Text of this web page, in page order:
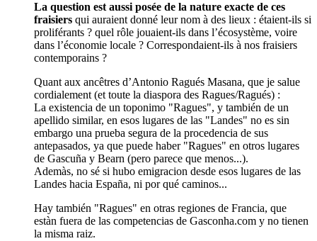
La question est aussi posée de la nature exacte de ces
fraisiers qui auraient donné leur nom à des lieux : étaient-ils si
proliférants ? quel rôle jouaient-ils dans l’écosystème, voire
dans l’économie locale ? Correspondaient-ils à nos fraisiers
contemporains ?
Quant aux ancêtres d’Antonio Ragués Masana, que je salue
cordialement (et toute la diaspora des Ragues/Ragués) :
La existencia de un toponimo "Ragues", y también de un
apellido similar, en esos lugares de las "Landes" no es sin
embargo una prueba segura de la procedencia de sus
antepasados, ya que puede haber "Ragues" en otros lugares
de Gascuña y Bearn (pero parece que menos...).
Ademàs, no sé si hubo emigracion desde esos lugares de las
Landes hacia España, ni por qué caminos...
Hay también "Ragues" en otras regiones de Francia, que
estàn fuera de las competencias de Gasconha.com y no tienen
la misma raiz.